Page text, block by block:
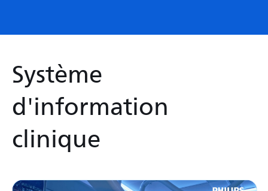
Système
d'information
clinique